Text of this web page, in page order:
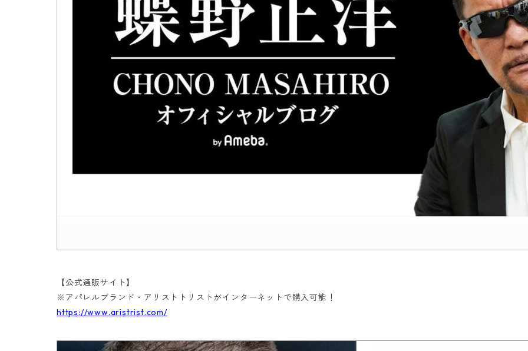
【公式通販サイト】
※アパレルブランド・アリストトリストがインターネットで購入可能！
https://www.aristrist.com/